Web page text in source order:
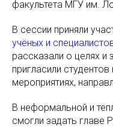
факультета МГУ им.
В сессии приняли
учёных и
рассказали о целях и
пригласили
мероприятиях,
В неформальной и
смогли задать главе